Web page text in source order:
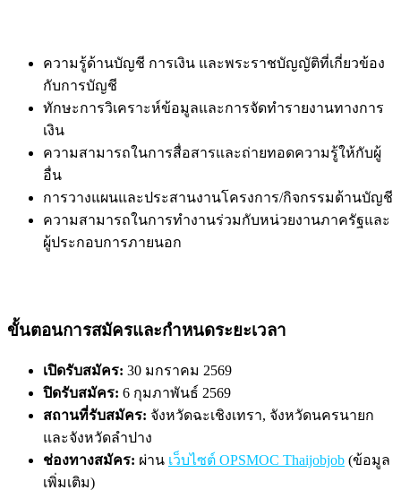
ความรู้ด้านบัญชี การเงิน และพระราชบัญญัติที่เกี่ยวข้อง
กับการบัญชี
ทักษะการวิเคราะห์ข้อมูลและการจัดทำรายงานทางการ
เงิน
ความสามารถในการสื่อสารและถ่ายทอดความรู้ให้กับผู้
อื่น
การวางแผนและประสานงานโครงการ/กิจกรรมด้านบัญชี
ความสามารถในการทำงานร่วมกับหน่วยงานภาครัฐและ
ผู้ประกอบการภายนอก
ขั้นตอนการสมัครและกำหนดระยะเวลา
เปิดรับสมัคร: 30 มกราคม 2569
ปิดรับสมัคร: 6 กุมภาพันธ์ 2569
สถานที่รับสมัคร: จังหวัดฉะเชิงเทรา, จังหวัดนครนายก
และจังหวัดลำปาง
ช่องทางสมัคร: ผ่าน เว็บไซต์ OPSMOC Thaijobjob (ข้อมูล
เพิ่มเติม)